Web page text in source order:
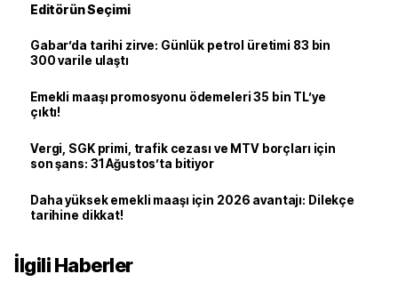
Editörün Seçimi
Gabar’da tarihi zirve: Günlük petrol üretimi 83 bin
300 varile ulaştı
Emekli maaşı promosyonu ödemeleri 35 bin TL’ye
çıktı!
Vergi, SGK primi, trafik cezası ve MTV borçları için
son şans: 31 Ağustos’ta bitiyor
Daha yüksek emekli maaşı için 2026 avantajı: Dilekçe
tarihine dikkat!
İlgili Haberler